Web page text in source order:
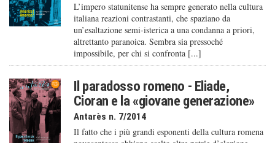
L’impero statunitense ha sempre generato nella cultura
italiana reazioni contrastanti, che spaziano da
un’esaltazione semi-isterica a una condanna a priori,
altrettanto paranoica. Sembra sia pressoché
impossibile, per chi si confronta [...]
Il paradosso romeno - Eliade,
Cioran e la «giovane generazione»
Antarès n. 7/2014
Il fatto che i più grandi esponenti della cultura romena